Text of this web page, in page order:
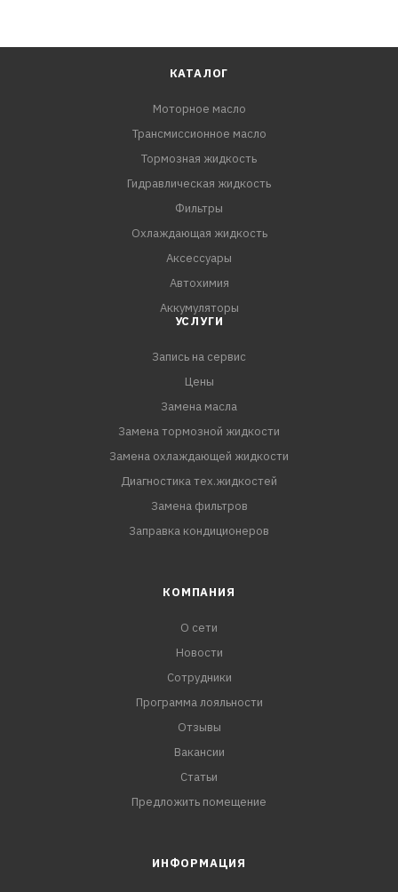
КАТАЛОГ
Моторное масло
Трансмиссионное масло
Тормозная жидкость
Гидравлическая жидкость
Фильтры
Охлаждающая жидкость
Аксессуары
Автохимия
Аккумуляторы
УСЛУГИ
Запись на сервис
Цены
Замена масла
Замена тормозной жидкости
Замена охлаждающей жидкости
Диагностика тех.жидкостей
Замена фильтров
Заправка кондиционеров
КОМПАНИЯ
О сети
Новости
Сотрудники
Программа лояльности
Отзывы
Вакансии
Статьи
Предложить помещение
ИНФОРМАЦИЯ